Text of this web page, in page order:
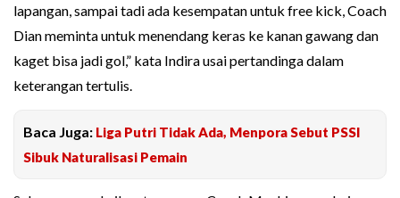
lapangan, sampai tadi ada kesempatan untuk free kick, Coach
Dian meminta untuk menendang keras ke kanan gawang dan
kaget bisa jadi gol,” kata Indira usai pertandinga dalam
keterangan tertulis.
Baca Juga: Liga Putri Tidak Ada, Menpora Sebut PSSI
Sibuk Naturalisasi Pemain